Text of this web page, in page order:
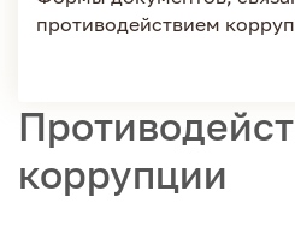
противодействием
коррупции